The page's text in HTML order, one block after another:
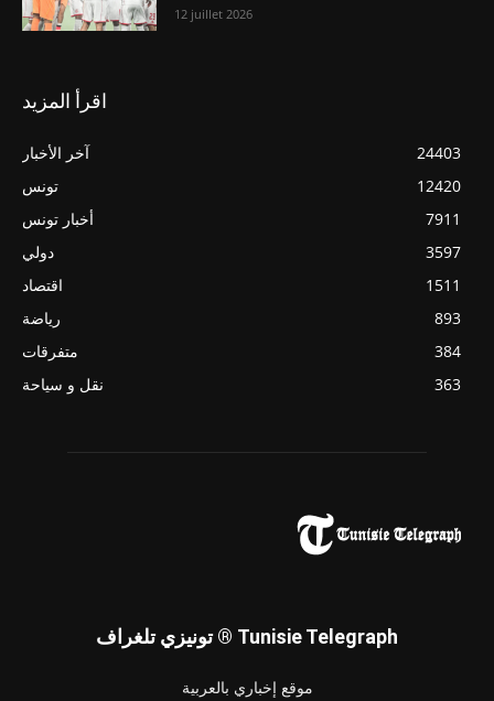
12 juillet 2026
اقرأ المزيد
آخر الأخبار
24403
تونس
12420
أخبار تونس
7911
دولي
3597
اقتصاد
1511
رياضة
893
متفرقات
384
نقل و سياحة
363
تونيزي تلغراف ® Tunisie Telegraph
موقع إخباري بالعربية